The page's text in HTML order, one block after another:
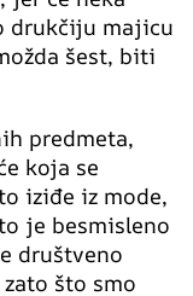
drukčiju majicu
šest, biti
predmeta,
koja se
iziđe iz mode,
je besmisleno
društveno
što smo